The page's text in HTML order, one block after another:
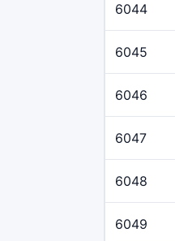
6044
6045
6046
6047
6048
6049